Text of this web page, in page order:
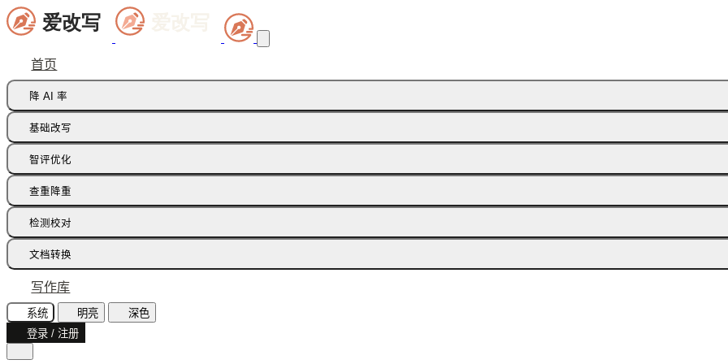
首页
降 AI 率
痕迹橡皮擦
多语种降痕
基础改写
同义词替换
智评优化
批注智改
查重降重
论文降重
检测校对
AI 文本检测(中文)
AI 文本检测(英文)
AI 图片检测
AI味诊断
文本纠错
文档转换
飞书文档
智能读文
文档识别
写作库
系统 明亮
深色
登录 / 注册